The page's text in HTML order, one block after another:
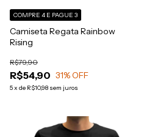
Camiseta Regata Rainbow
Rising
R$54,90
R$79,90
31% OFF
5x de R$10,98 sem juros
COMPRE 4 E PAGUE 3